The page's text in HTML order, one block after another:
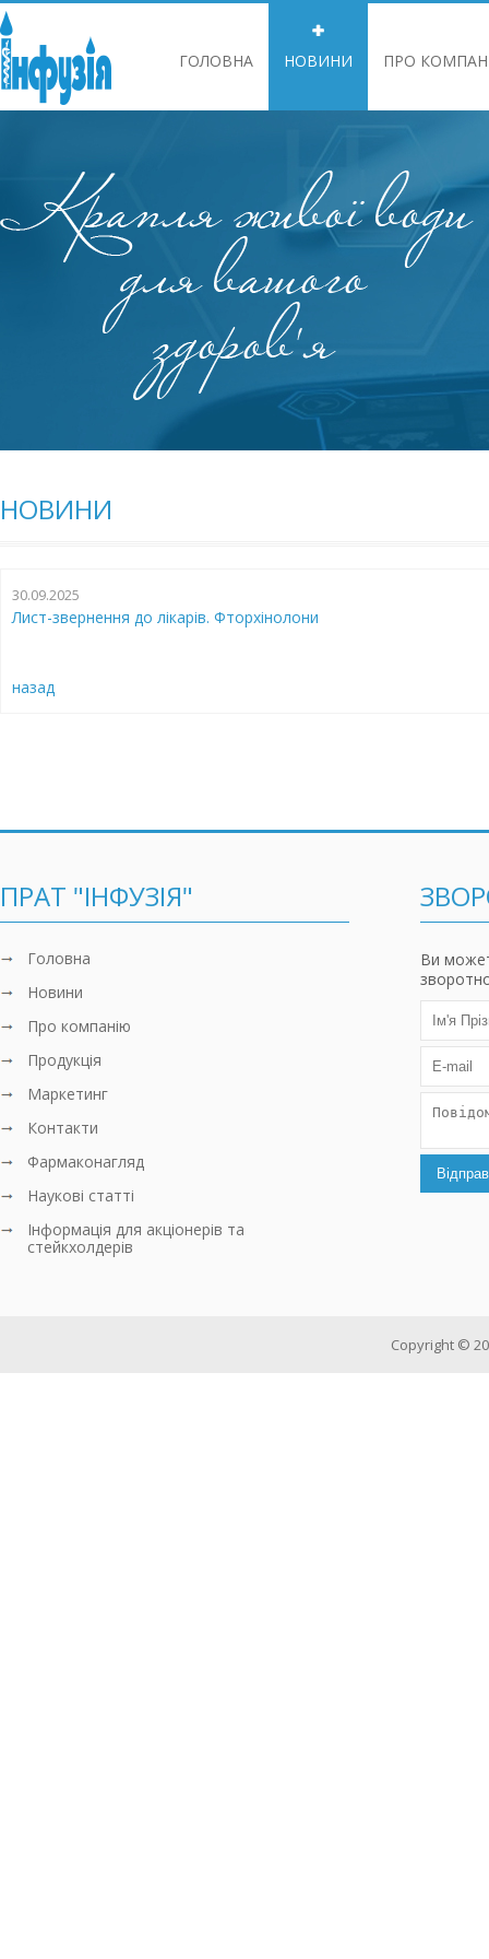
ГОЛОВНА НОВИНИ ПРО
ІНФОРМАЦІЯ ДЛЯ АКЦІОНЕРІВ ТА
НОВИНИ
30.09.2025
Лист-звернення до лікарів. Фторхінолони
назад
ПРАТ "ІНФУЗІЯ"
Головна
Новини
Про компанiю
Продукцiя
Маркетинг
Контакти
Фармаконагляд
Наукові статті
Інформація для акціонерів та
стейкхолдерів
Ви
Copyright ©